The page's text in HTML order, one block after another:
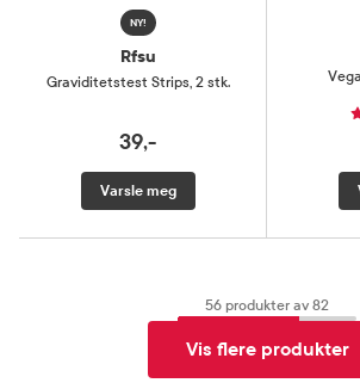
NY!
Rfsu
Graviditetstest Strips, 2 stk.
39,-
Varsle meg
56 produkter av 82
Vis flere produkter